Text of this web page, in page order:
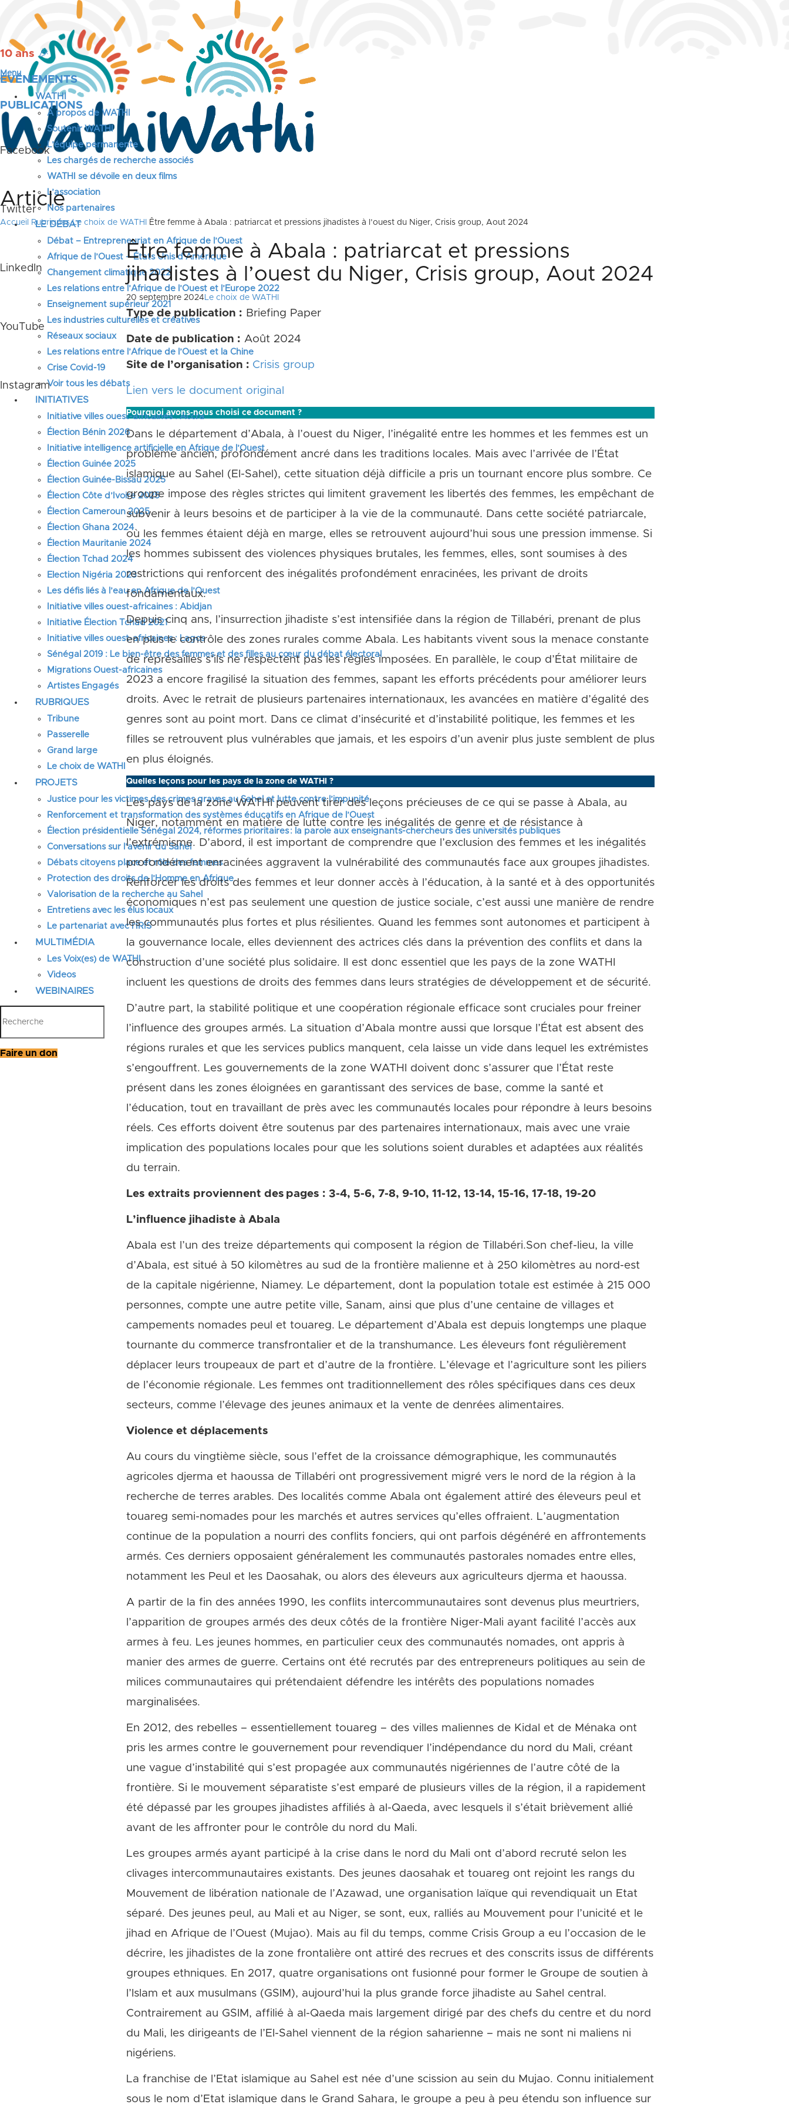
10 ans 🎉
ÉVÉNEMENTS
PUBLICATIONS
Facebook
Twitter
LinkedIn
YouTube
Instagram
Menu
WATHI
A propos de WATHI
Soutenir WATHI
L’équipe permanente
Les chargés de recherche associés
WATHI se dévoile en deux films
L’association
Nos partenaires
LE DÉBAT
Débat – Entrepreneuriat en Afrique de l’Ouest
Afrique de l’Ouest – États Unis d’Amérique
Changement climatique 2022
Les relations entre l’Afrique de l’Ouest et l’Europe 2022
Enseignement supérieur 2021
Les industries culturelles et créatives
Réseaux sociaux
Les relations entre l’Afrique de l’Ouest et la Chine
Crise Covid-19
Voir tous les débats
INITIATIVES
Initiative villes ouest-africaines : Accra
Élection Bénin 2026
Initiative intelligence artificielle en Afrique de l’Ouest
Élection Guinée 2025
Élection Guinée-Bissau 2025
Élection Côte d’Ivoire 2025
Élection Cameroun 2025
Élection Ghana 2024
Élection Mauritanie 2024
Élection Tchad 2024
Election Nigéria 2023
Les défis liés à l’eau en Afrique de l’Ouest
Initiative villes ouest-africaines : Abidjan
Initiative Élection Tchad 2021
Initiative villes ouest-africaines : Lagos
Sénégal 2019 : Le bien-être des femmes et des filles au cœur du débat électoral
Migrations Ouest-africaines
Artistes Engagés
RUBRIQUES
Tribune
Passerelle
Grand large
Le choix de WATHI
PROJETS
Justice pour les victimes des crimes graves au Sahel et lutte contre l’impunité
Renforcement et transformation des systèmes éducatifs en Afrique de l’Ouest
Élection présidentielle Sénégal 2024, réformes prioritaires : la parole aux enseignants-chercheurs des universités publiques
Conversations sur l’avenir du Sahel
Débats citoyens place et rôle des femmes
Protection des droits de l’Homme en Afrique
Valorisation de la recherche au Sahel
Entretiens avec les élus locaux
Le partenariat avec l’IRIS
MULTIMÉDIA
Les Voix(es) de WATHI
Videos
WEBINAIRES
Faire un don
Article
Accueil Rubriques Le choix de WATHI Être femme à Abala : patriarcat et pressions jihadistes à l’ouest du Niger, Crisis group, Aout 2024
Être femme à Abala : patriarcat et pressions
jihadistes à l’ouest du Niger, Crisis group, Aout 2024
20 septembre 2024 Le choix de WATHI
Type de publication : Briefing Paper
Date de publication : Août 2024
Site de l’organisation : Crisis group
Lien vers le document original
Pourquoi avons-nous choisi ce document ?
Dans le département d’Abala, à l’ouest du Niger, l’inégalité entre les hommes et les femmes est un
problème ancien, profondément ancré dans les traditions locales. Mais avec l’arrivée de l’État
islamique au Sahel (EI-Sahel), cette situation déjà difficile a pris un tournant encore plus sombre. Ce
groupe impose des règles strictes qui limitent gravement les libertés des femmes, les empêchant de
subvenir à leurs besoins et de participer à la vie de la communauté. Dans cette société patriarcale,
où les femmes étaient déjà en marge, elles se retrouvent aujourd’hui sous une pression immense. Si
les hommes subissent des violences physiques brutales, les femmes, elles, sont soumises à des
restrictions qui renforcent des inégalités profondément enracinées, les privant de droits
fondamentaux.
Depuis cinq ans, l’insurrection jihadiste s’est intensifiée dans la région de Tillabéri, prenant de plus
en plus le contrôle des zones rurales comme Abala. Les habitants vivent sous la menace constante
de représailles s’ils ne respectent pas les règles imposées. En parallèle, le coup d’État militaire de
2023 a encore fragilisé la situation des femmes, sapant les efforts précédents pour améliorer leurs
droits. Avec le retrait de plusieurs partenaires internationaux, les avancées en matière d’égalité des
genres sont au point mort. Dans ce climat d’insécurité et d’instabilité politique, les femmes et les
filles se retrouvent plus vulnérables que jamais, et les espoirs d’un avenir plus juste semblent de plus
en plus éloignés.
Quelles leçons pour les pays de la zone de WATHI ?
Les pays de la zone WATHI peuvent tirer des leçons précieuses de ce qui se passe à Abala, au
Niger, notamment en matière de lutte contre les inégalités de genre et de résistance à
l’extrémisme. D’abord, il est important de comprendre que l’exclusion des femmes et les inégalités
profondément enracinées aggravent la vulnérabilité des communautés face aux groupes jihadistes.
Renforcer les droits des femmes et leur donner accès à l’éducation, à la santé et à des opportunités
économiques n’est pas seulement une question de justice sociale, c’est aussi une manière de rendre
les communautés plus fortes et plus résilientes. Quand les femmes sont autonomes et participent à
la gouvernance locale, elles deviennent des actrices clés dans la prévention des conflits et dans la
construction d’une société plus solidaire. Il est donc essentiel que les pays de la zone WATHI
incluent les questions de droits des femmes dans leurs stratégies de développement et de sécurité.
D’autre part, la stabilité politique et une coopération régionale efficace sont cruciales pour freiner
l’influence des groupes armés. La situation d’Abala montre aussi que lorsque l’État est absent des
régions rurales et que les services publics manquent, cela laisse un vide dans lequel les extrémistes
s’engouffrent. Les gouvernements de la zone WATHI doivent donc s’assurer que l’État reste
présent dans les zones éloignées en garantissant des services de base, comme la santé et
l’éducation, tout en travaillant de près avec les communautés locales pour répondre à leurs besoins
réels. Ces efforts doivent être soutenus par des partenaires internationaux, mais avec une vraie
implication des populations locales pour que les solutions soient durables et adaptées aux réalités
du terrain.
Les extraits proviennent des ​pages : 3-4, 5-6, 7-8, 9-10, 11-12, 13-14, 15-16, 17-18, 19-20
L’influence jihadiste à Abala
Abala est l’un des treize départements qui composent la région de Tillabéri.Son chef-lieu, la ville
d’Abala, est situé à 50 kilomètres au sud de la frontière malienne et à 250 kilomètres au nord-est
de la capitale nigérienne, Niamey. Le département, dont la population totale est estimée à 215 000
personnes, compte une autre petite ville, Sanam, ainsi que plus d’une centaine de villages et
campements nomades peul et touareg. Le département d’Abala est depuis longtemps une plaque
tournante du commerce transfrontalier et de la transhumance. Les éleveurs font régulièrement
déplacer leurs troupeaux de part et d’autre de la frontière. L’élevage et l’agriculture sont les piliers
de l’économie régionale. Les femmes ont traditionnellement des rôles spécifiques dans ces deux
secteurs, comme l’élevage des jeunes animaux et la vente de denrées alimentaires.
Violence et déplacements
Au cours du vingtième siècle, sous l’effet de la croissance démographique, les communautés
agricoles djerma et haoussa de Tillabéri ont progressivement migré vers le nord de la région à la
recherche de terres arables. Des localités comme Abala ont également attiré des éleveurs peul et
touareg semi-nomades pour les marchés et autres services qu’elles offraient. L’augmentation
continue de la population a nourri des conflits fonciers, qui ont parfois dégénéré en affrontements
armés. Ces derniers opposaient généralement les communautés pastorales nomades entre elles,
notamment les Peul et les Daosahak, ou alors des éleveurs aux agriculteurs djerma et haoussa.
A partir de la fin des années 1990, les conflits intercommunautaires sont devenus plus meurtriers,
l’apparition de groupes armés des deux côtés de la frontière Niger-Mali ayant facilité l’accès aux
armes à feu. Les jeunes hommes, en particulier ceux des communautés nomades, ont appris à
manier des armes de guerre. Certains ont été recrutés par des entrepreneurs politiques au sein de
milices communautaires qui prétendaient défendre les intérêts des populations nomades
marginalisées.
En 2012, des rebelles – essentiellement touareg – des villes maliennes de Kidal et de Ménaka ont
pris les armes contre le gouvernement pour revendiquer l’indépendance du nord du Mali, créant
une vague d’instabilité qui s’est propagée aux communautés nigériennes de l’autre côté de la
frontière. Si le mouvement séparatiste s’est emparé de plusieurs villes de la région, il a rapidement
été dépassé par les groupes jihadistes affiliés à al-Qaeda, avec lesquels il s’était brièvement allié
avant de les affronter pour le contrôle du nord du Mali.
Les groupes armés ayant participé à la crise dans le nord du Mali ont d’abord recruté selon les
clivages intercommunautaires existants. Des jeunes daosahak et touareg ont rejoint les rangs du
Mouvement de libération nationale de l’Azawad, une organisation laïque qui revendiquait un Etat
séparé. Des jeunes peul, au Mali et au Niger, se sont, eux, ralliés au Mouvement pour l’unicité et le
jihad en Afrique de l’Ouest (Mujao). Mais au fil du temps, comme Crisis Group a eu l’occasion de le
décrire, les jihadistes de la zone frontalière ont attiré des recrues et des conscrits issus de différents
groupes ethniques. En 2017, quatre organisations ont fusionné pour former le Groupe de soutien à
l’Islam et aux musulmans (GSIM), aujourd’hui la plus grande force jihadiste au Sahel central.
Contrairement au GSIM, affilié à al-Qaeda mais largement dirigé par des chefs du centre et du nord
du Mali, les dirigeants de l’EI-Sahel viennent de la région saharienne – mais ne sont ni maliens ni
nigériens.
La franchise de l’Etat islamique au Sahel est née d’une scission au sein du Mujao. Connu initialement
sous le nom d’Etat islamique dans le Grand Sahara, le groupe a peu à peu étendu son influence sur